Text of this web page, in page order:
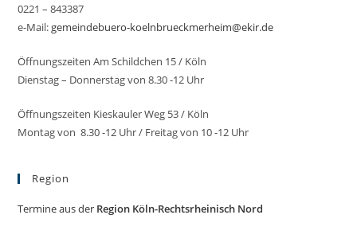
0221 – 843387
e-Mail:gemeindebuero-koelnbrueckmerheim@ekir.de
Öffnungszeiten Am Schildchen 15 / Köln
Dienstag – Donnerstag von 8.30 -12 Uhr
Öffnungszeiten Kieskauler Weg 53 / Köln
Montag von 8.30 -12 Uhr / Freitag von 10 -12 Uhr
Region
Termine aus der Region Köln-Rechtsrheinisch Nord